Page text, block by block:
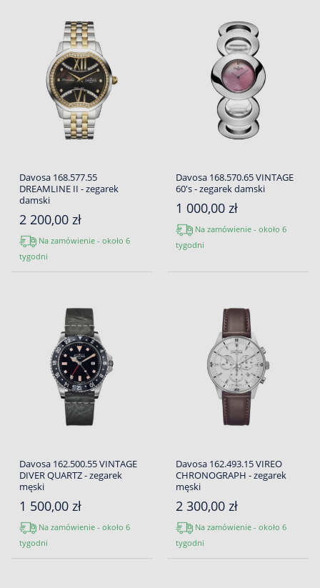
Davosa 168.577.55
DREAMLINE II - zegarek
damski
2 200,00 zł
Na zamówienie - około 6
tygodni
Davosa 168.570.65 VINTAGE
60's - zegarek damski
1 000,00 zł
Na zamówienie - około 6
tygodni
Davosa 162.500.55 VINTAGE
DIVER QUARTZ - zegarek
męski
1 500,00 zł
Na zamówienie - około 6
tygodni
Davosa 162.493.15 VIREO
CHRONOGRAPH - zegarek
męski
2 300,00 zł
Na zamówienie - około 6
tygodni